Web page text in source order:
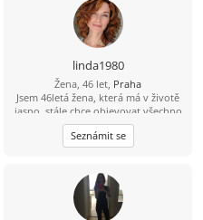
linda1980
Žena, 46 let, Praha
Jsem 46letá žena, která má v životě
jasno, stále chce objevovat všechno
hezké, co život nabízí. Láká mě
poznávání nových míst ať už jde o
výlet po hradech, nebo objevování
kulturu, potěší mě lístky do divadla,
film, nebo možnost si někde
zatancovat. Hledám muže, který se
Seznámit se